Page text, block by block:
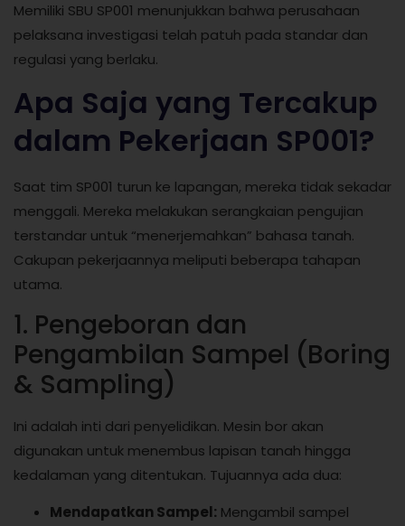
Memiliki SBU SP001 menunjukkan bahwa perusahaan
pelaksana investigasi telah patuh pada standar dan
regulasi yang berlaku.
Apa Saja yang Tercakup
dalam Pekerjaan SP001?
Saat tim SP001 turun ke lapangan, mereka tidak sekadar
menggali. Mereka melakukan serangkaian pengujian
terstandar untuk “menerjemahkan” bahasa tanah.
Cakupan pekerjaannya meliputi beberapa tahapan
utama.
1. Pengeboran dan
Pengambilan Sampel (Boring
& Sampling)
Ini adalah inti dari penyelidikan. Mesin bor akan
digunakan untuk menembus lapisan tanah hingga
kedalaman yang ditentukan. Tujuannya ada dua:
Mendapatkan Sampel: Mengambil sampel